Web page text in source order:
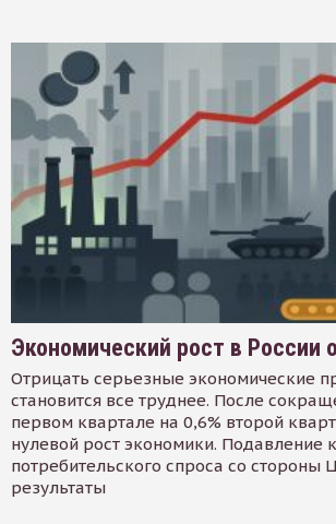
Экономический рост в России
Отрицать серьезные экономические
становится все труднее. После
первом квартале на 0,6% второй
нулевой рост экономики. Подавление
потребительского спроса со стороны
результаты